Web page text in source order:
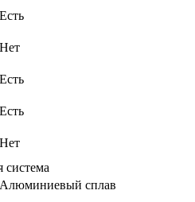
Есть
Нет
Есть
Есть
Нет
система
Алюминиевый сплав